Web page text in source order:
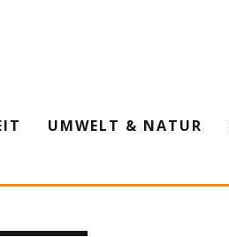
UMWELT & NATUR